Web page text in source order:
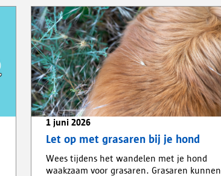
1 juni 2026
Let op met grasaren bij je hond
Wees tijdens het wandelen met je hond
waakzaam voor grasaren. Grasaren kunnen